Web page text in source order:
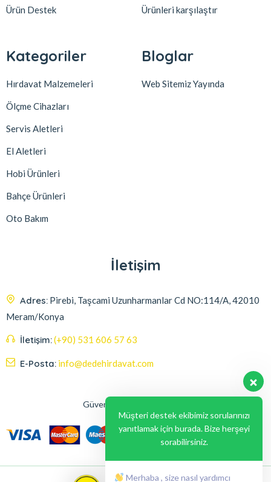
Ürün Destek Ürünleri karşılaştır
Kategoriler
Hırdavat Malzemeleri
Ölçme Cihazları
Servis Aletleri
El Aletleri
Hobi Ürünleri
Bahçe Ürünleri
Oto Bakım
Bloglar
Web Sitemiz Yayında
İletişim
Adres: Pirebi, Taşcami Uzunharmanlar Cd NO:114/A, 42010
Meram/Konya
İletişim:(+90) 531 606 57 63
E-Posta: info@dedehirdavat.com
Güvenli Ödeme Seçenekleri
Müşteri destek ekibimiz sorularınızı
yanıtlamak için burada. Bize herşeyi
sorabilirsiniz.
Merhaba , size nasıl yardımcı